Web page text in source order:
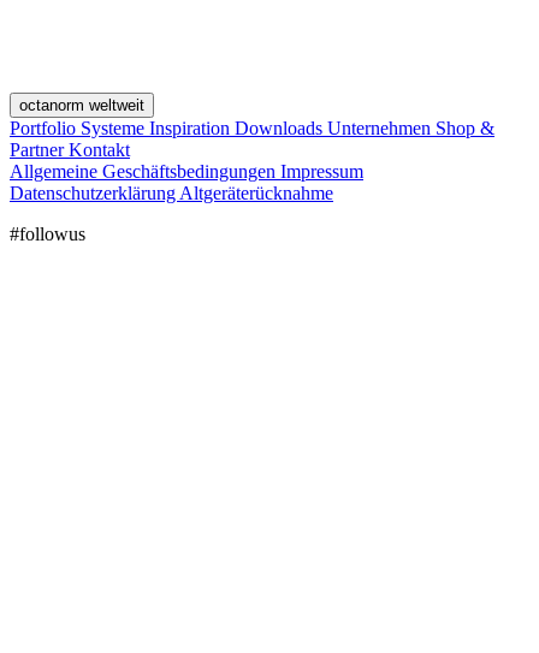
octanorm weltweit
Portfolio Systeme Inspiration Downloads Unternehmen Shop &
PartnerKontakt
Allgemeine Geschäftsbedingungen Impressum
Datenschutzerklärung Altgeräterücknahme
#followus